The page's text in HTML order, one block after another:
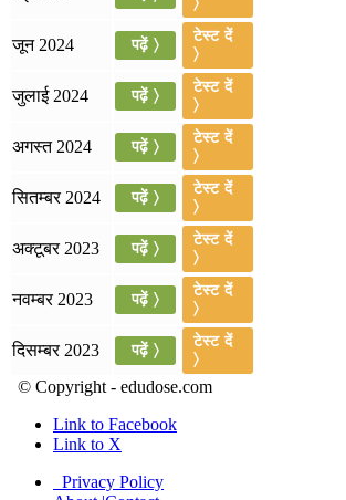
📝 डेली करेंट अफेयर्स: 19-21 जुलाई 2026
July 19, 2026
📝 डेली करेंट अफेयर्स: 16-18 जुलाई 2026
जून 2024 पढ़ें 〉
टेस्ट दें
〉
जुलाई 2024 पढ़ें 〉
टेस्ट दें
〉
अगस्त 2024 पढ़ें 〉
टेस्ट दें
〉
सितम्बर 2024 पढ़ें 〉
टेस्ट दें
〉
अक्टूबर 2023 पढ़ें 〉
टेस्ट दें
〉
नवम्बर 2023 पढ़ें 〉
टेस्ट दें
〉
दिसम्बर 2023 पढ़ें 〉
टेस्ट दें
〉
© Copyright - edudose.com
Link to Facebook
Link to X
Privacy Policy